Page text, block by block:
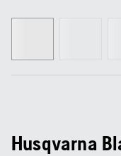
Husqvarna